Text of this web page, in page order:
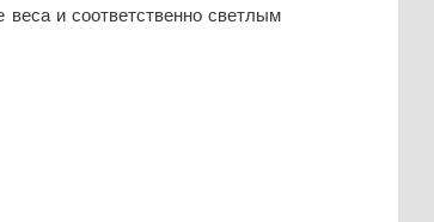
веса и соответственно светлым